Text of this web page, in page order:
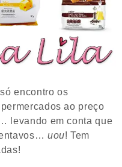
encontro os
ao preço
levando em conta que
uou! Tem